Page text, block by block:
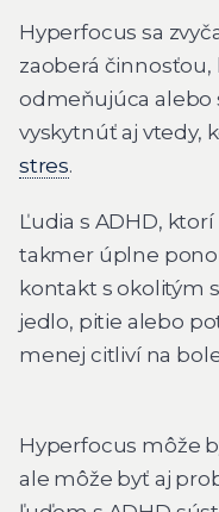
Hyperfocus sa
zaoberá činnosťou,
odmeňujúca alebo
vyskytnúť aj vtedy,
stres.
Ľudia s ADHD,
takmer úplne
kontakt s okolitým
jedlo, pitie alebo
menej citliví na
Hyperfocus môže
ale môže byť aj